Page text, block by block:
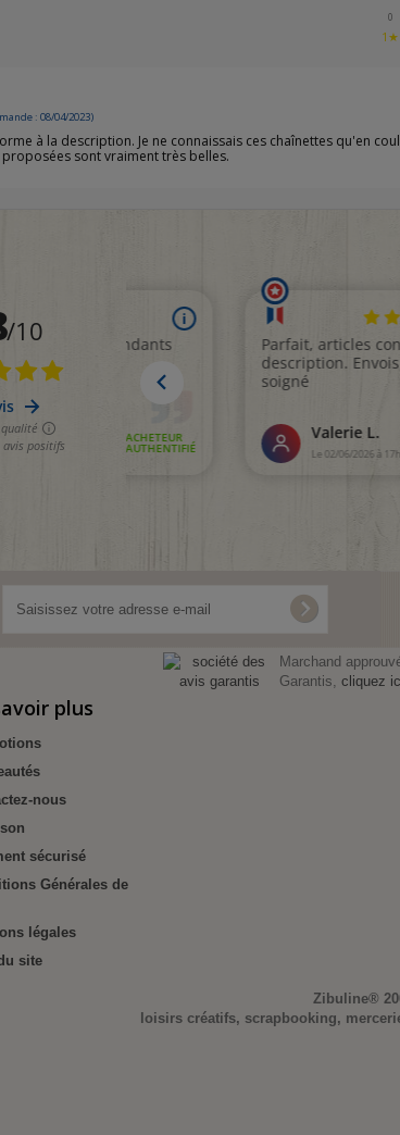
0
1★
: 08/04/2023)
à la description. Je ne connaissais ces chaînettes qu'en
sont vraiment très belles.
plus
nous
sécurisé
Générales de
légales
site
Marchand
Garantis, cliquez
Zibuline®
loisirs créatifs, scrapbooking,